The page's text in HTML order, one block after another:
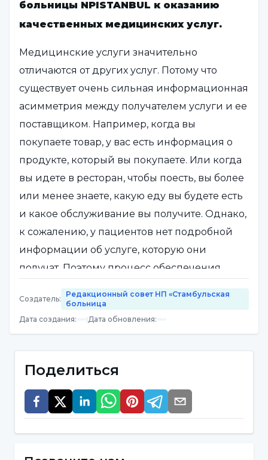
больницы NPISTANBUL к оказанию
качественных медицинских услуг.
Медицинские услуги значительно
отличаются от других услуг. Потому что
существует очень сильная информационная
асимметрия между получателем услуги и ее
поставщиком. Например, когда вы
покупаете товар, у вас есть информация о
продукте, который вы покупаете. Или когда
вы идете в ресторан, чтобы поесть, вы более
или менее знаете, какую еду вы будете есть
и какое обслуживание вы получите. Однако,
к сожалению, у пациентов нет подробной
информации об услуге, которую они
получат. Поэтому процесс обеспечения
качества в здравоохранении гораздо
важнее, чем процесс обеспечения качества
всех других продуктов и услуг. Мы должны
международных исследований. Сейчас
пациенты в первые 10 секунд решают,
является ли больница качественной или
Создатель:
Редакционный совет НП «Стамбульская
больница
Дата создания: |Дата обновления:
Поделиться